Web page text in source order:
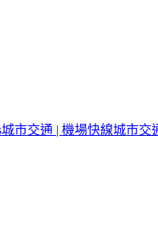
城市交通 | 機場快線城市交